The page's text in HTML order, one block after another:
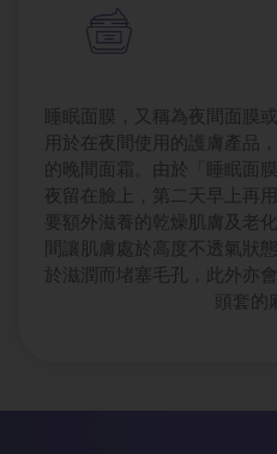
睡眠面膜，又稱為夜間面膜
用於在夜間使用的護膚產品
的晚間面霜。由於「睡眠面
夜留在臉上，第二天早上再
要額外滋養的乾燥肌膚及老
間讓肌膚處於高度不透氣狀
於滋潤而堵塞毛孔，此外亦
頭套的